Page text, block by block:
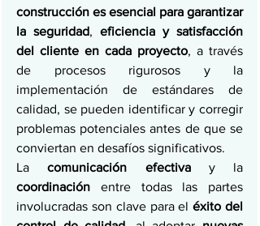
construcción es esencial para garantizar
la seguridad, eficiencia y satisfacción
del cliente en cada proyecto, a través
de procesos rigurosos y la
implementación de estándares de
calidad, se pueden identificar y corregir
problemas potenciales antes de que se
conviertan en desafíos significativos.
La comunicación efectiva
coordinación entre todas las partes
involucradas son clave para el éxito del